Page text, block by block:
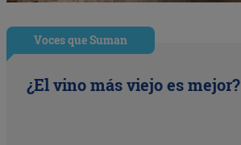
Voces que Suman
¿El vino más viejo es mejor?